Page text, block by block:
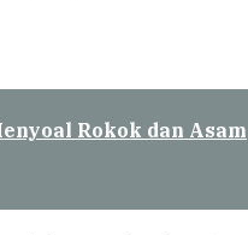
Rokok dan Asam